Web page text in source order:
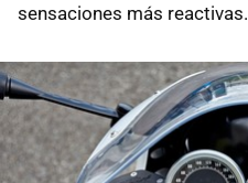
sensaciones más reactivas.